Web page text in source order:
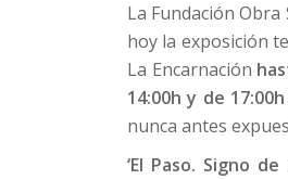
La Fundación
hoy la exposición
La Encarnación
14:00h y de
nunca antes
‘El Paso. Signo de